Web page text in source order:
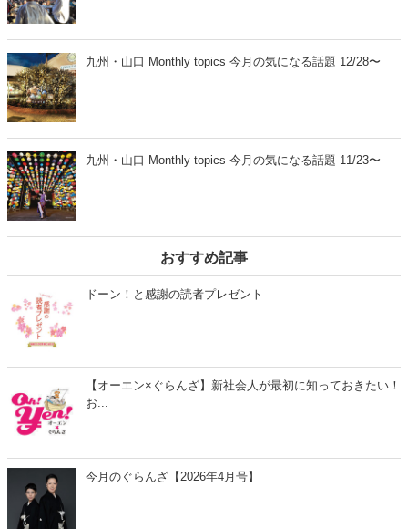
九州・山口 Monthly topics 今月の気になる話題 12/28〜
九州・山口 Monthly topics 今月の気になる話題 11/23〜
おすすめ記事
ドーン！と感謝の読者プレゼント
【オーエン×ぐらんざ】新社会人が最初に知っておきたい！
お...
今月のぐらんざ【2026年4月号】